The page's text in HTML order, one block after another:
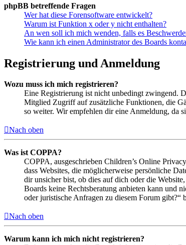
phpBB betreffende Fragen
Wer hat diese Forensoftware entwickelt?
Warum ist Funktion x oder y nicht enthalten?
An wen soll ich mich wenden, falls es
Wie kann ich einen Administrator des Boards
Registrierung und Anmeldung
Wozu muss ich mich registrieren?
Eine Registrierung ist nicht unbedingt zwingend.
Mitglied Zugriff auf zusätzliche Funktionen, die
so weiter. Wir empfehlen dir eine Anmeldung, da
Nach oben
Was ist COPPA?
COPPA, ausgeschrieben Children’s Online
dass Websites, die möglicherweise persönliche
dir unsicher bist, ob dies auf dich oder die
Boards keine Rechtsberatung anbieten kann und
oder juristische Anfragen zu diesem Forum gibt?“
Nach oben
Warum kann ich mich nicht registrieren?